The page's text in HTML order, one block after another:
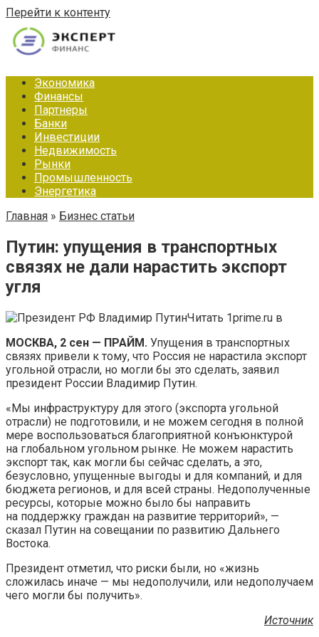
Перейти к контенту
Экономика
Финансы
Партнеры
Банки
Инвестиции
Недвижимость
Рынки
Промышленность
Энергетика
Главная » Бизнес статьи
Путин: упущения в транспортных
связях не дали нарастить экспорт
угля
Читать 1prime.ru в
МОСКВА, 2 сен — ПРАЙМ. Упущения в транспортных
связях привели к тому, что Россия не нарастила экспорт
угольной отрасли, но могли бы это сделать, заявил
президент России Владимир Путин.
«Мы инфраструктуру для этого (экспорта угольной
отрасли) не подготовили, и не можем сегодня в полной
мере воспользоваться благоприятной конъюнктурой
на глобальном угольном рынке. Не можем нарастить
экспорт так, как могли бы сейчас сделать, а это,
безусловно, упущенные выгоды и для компаний, и для
бюджета регионов, и для всей страны. Недополученные
ресурсы, которые можно было бы направить
на поддержку граждан на развитие территорий», —
сказал Путин на совещании по развитию Дальнего
Востока.
Президент отметил, что риски были, но «жизнь
сложилась иначе — мы недополучили, или недополучаем
чего могли бы получить».
Источник